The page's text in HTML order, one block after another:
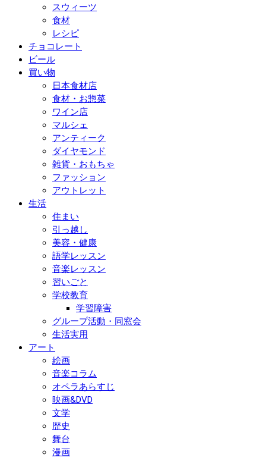
スウィーツ
食材
レシピ
チョコレート
ビール
買い物
日本食材店
食材・お惣菜
ワイン店
マルシェ
アンティーク
ダイヤモンド
雑貨・おもちゃ
ファッション
アウトレット
生活
住まい
引っ越し
美容・健康
語学レッスン
音楽レッスン
習いごと
学校教育
学習障害
グループ活動・同窓会
生活実用
アート
絵画
音楽コラム
オペラあらすじ
映画&DVD
文学
歴史
舞台
漫画